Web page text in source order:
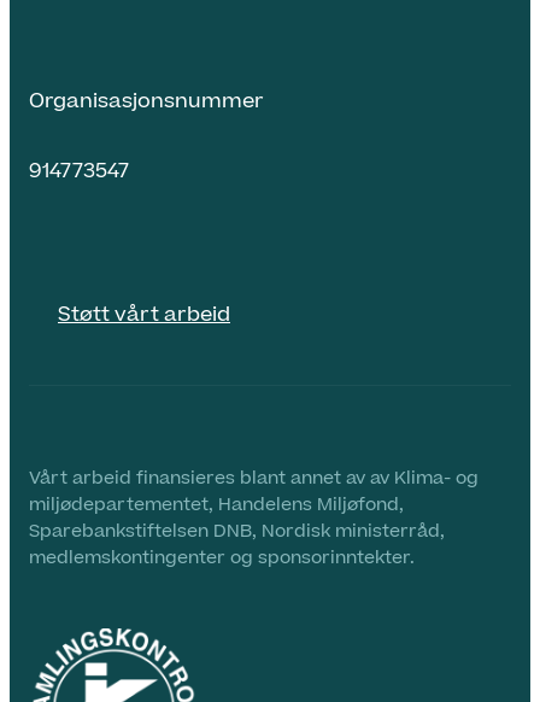
Organisasjonsnummer
914773547
Støtt vårt arbeid
Vårt arbeid finansieres blant annet av av Klima- og
miljødepartementet, Handelens Miljøfond,
Sparebankstiftelsen DNB, Nordisk ministerråd,
medlemskontingenter og sponsorinntekter.